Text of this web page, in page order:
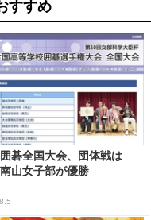
すすめ
碁全国大会、団体戦は
山女子部が優勝